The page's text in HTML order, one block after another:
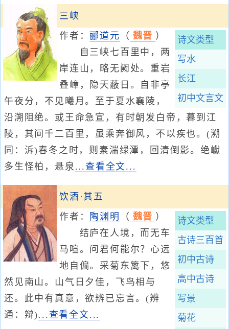
三峡
诗文类型
写水
长江
初中文言文
作者： 郦道元 （ 魏晋 ）
自三峡七百里中，两
岸连山，略无阙处。重岩
叠嶂，隐天蔽日。自非亭
午夜分，不见曦月。至于夏水襄陵，
沿溯阻绝。或王命急宣，有时朝发白帝，暮到江
陵，其间千二百里，虽乘奔御风，不以疾也。(溯
同：泝)春冬之时，则素湍绿潭，回清倒影。绝巘
多生怪柏，悬泉 ...查看全文...
饮酒·其五
诗文类型
古诗三百首
初中古诗
高中古诗
写景
菊花
作者： 陶渊明 （ 魏晋 ）
结庐在人境，而无车
马喧。问君何能尔？心远
地自偏。采菊东篱下，悠
然见南山。山气日夕佳，飞鸟相与
还。此中有真意，欲辨已忘言。(辨
通：辩)...查看全文...